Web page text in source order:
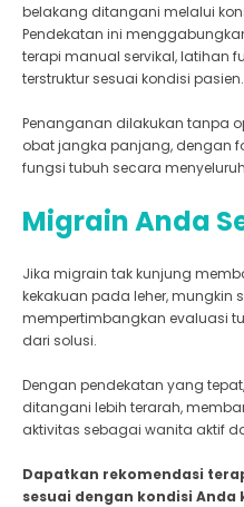
belakang ditangani melalui
Pendekatan ini
terapi manual servikal, latihan
terstruktur sesuai kondisi pasien.
Penanganan dilakukan tanpa
obat jangka panjang, dengan
fungsi tubuh secara
Migrain Anda
Jika migrain tak kunjung
kekakuan pada leher, mungkin
mempertimbangkan evaluasi
dari solusi.
Dengan pendekatan yang
ditangani lebih terarah,
aktivitas sebagai wanita aktif
Dapatkan rekomendasi
sesuai dengan kondisi Anda